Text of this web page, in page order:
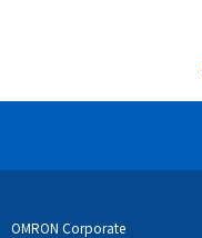
OMRON Corporate